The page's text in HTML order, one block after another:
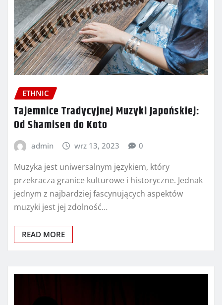
ETHNIC
Tajemnice Tradycyjnej Muzyki Japońskiej:
Od Shamisen do Koto
admin wrz 13, 2023 0
Muzyka jest uniwersalnym językiem, który
przekracza granice kulturowe i historyczne. Jednak
jednym z najbardziej fascynujących aspektów
muzyki jest jej zdolność…
READ MORE